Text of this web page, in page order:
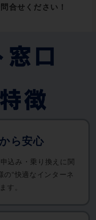
合せください！
ら安心
込み・乗り換えに関
“快適なインターネ
す。